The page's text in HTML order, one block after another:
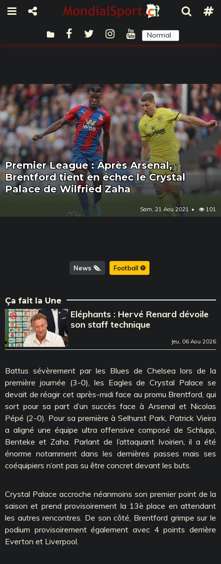
Normal
Premier League : Après Arsenal,
Brentford tient en échec le Crystal
Palace de Wilfried Zaha
Sam, 21 Aou 2021 101
News 🗞️ Football ⚽️
Ça fait la Une
Eléphants : Hervé Renard dévoile
son staff technique
Jeu, 06 Aou 2026
Battus sévèrement par les Blues de Chelsea lors de la
première journée (3-0), les Eagles de Crystal Palace se
devait de réagir cet après-midi face au promu Brentford, qui
sort pour sa part d’un succès face à Arsenal et Nicolas
Pépé (2-0). Pour sa première à Selhurst Park, Patrick Vieira
a aligné une équipe ultra offensive composé de Schlupp,
Benteke et Zaha. Parlant de l’attaquant Ivoirien, il a été
énorme notamment dans les dernières passes mais ses
coéquipiers n’ont pas su être concret devant les buts.
Crystal Palace accroche néanmoins son premier point de la
saison et prend provisoirement la 13è place en attendant
les autres rencontres. De son côté, Brentford grimpe sur le
podium provisoirement également avec 4 points derrière
Everton et Liverpool.